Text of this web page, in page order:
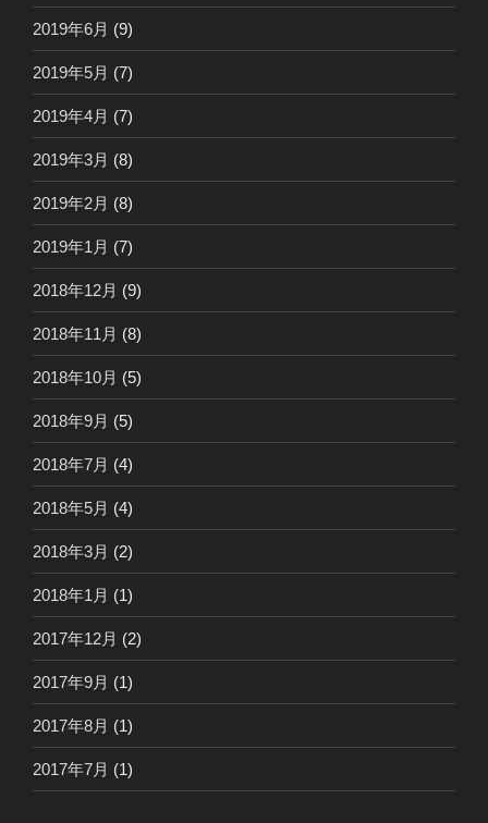
2019年6月 (9)
2019年5月 (7)
2019年4月 (7)
2019年3月 (8)
2019年2月 (8)
2019年1月 (7)
2018年12月 (9)
2018年11月 (8)
2018年10月 (5)
2018年9月 (5)
2018年7月 (4)
2018年5月 (4)
2018年3月 (2)
2018年1月 (1)
2017年12月 (2)
2017年9月 (1)
2017年8月 (1)
2017年7月 (1)